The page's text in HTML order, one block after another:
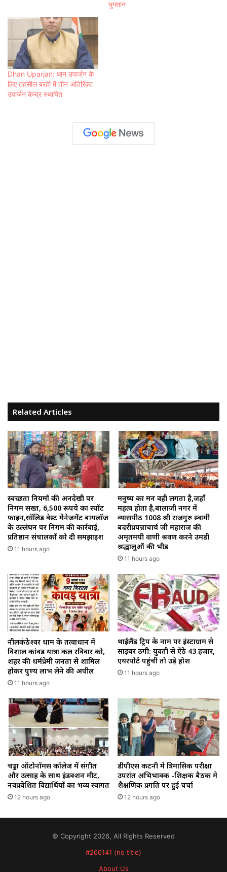
भुगतान
Dhan Uparjan: धान उपार्जन के
लिए तहसील बरही में तीन अतिरिक्त
उपार्जन केन्द्र स्थापित
Related Articles
स्वच्छता नियमों की अनदेखी पर
निगम सख्त, 6,500 रूपये का स्पॉट
फाइन,सॉलिड वेस्ट मैनेजमेंट बायलॉज
के उल्लंघन पर निगम की कार्रवाई,
प्रतिष्ठान संचालकों को दी समझाइश
11 hours ago
मनुष्य का मन वही लगता है,जहाँ
महत्व होता है,बालाजी नगर में
व्यासपीठ 1008 श्री राजगुरु स्वामी
बदरीप्रपन्नाचार्य जी महाराज की
अमृतमयी वाणी श्रवण करने उमडी
श्रद्धालुओं की भीड
11 hours ago
नीलकंठेश्वर धाम के तत्वाधान में
विशाल कांवड़ यात्रा कल रविवार को,
शहर की धर्मप्रेमी जनता से शामिल
होकर पुण्य लाभ लेने की अपील
11 hours ago
थाईलैंड ट्रिप के नाम पर इंस्टाग्राम से
साइबर ठगी: युवती से ऐंठे ₹43 हजार,
एयरपोर्ट पहुंची तो उड़े होश
11 hours ago
चड्डा ऑटोनॉमस कॉलेज में संगीत
और उत्साह के साथ इंडक्शन मीट,
नवप्रवेशित विद्यार्थियों का भव्य स्वागत
12 hours ago
डीपीएस कटनी मे त्रिमासिक परीक्षा
उपरांत अभिभावक -शिक्षक बैठक मे
शैक्षणिक प्रगति पर हुई चर्चा
12 hours ago
© Copyright 2026, All Rights Reserved
#266141 (no title)
About Us